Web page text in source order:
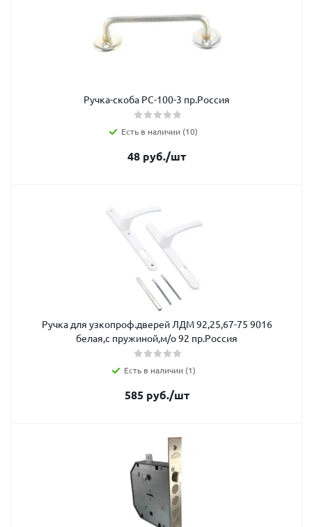
Ручка-скоба РС-100-3 пр.Россия
Есть в наличии (10)
48 руб./шт
Ручка для узкопроф.дверей ЛДМ 92,25,67-75 9016
белая,с пружиной,м/о 92 пр.Россия
Есть в наличии (1)
585руб./шт